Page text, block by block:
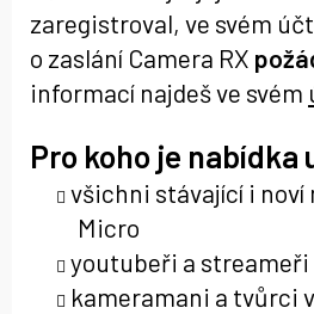
zaregistroval, ve svém
o zaslání Camera RX
informací najdeš ve svém
Pro koho je nabídka
všichni stávající i
Micro
youtubeři a streameři
kameramani a tvůrci